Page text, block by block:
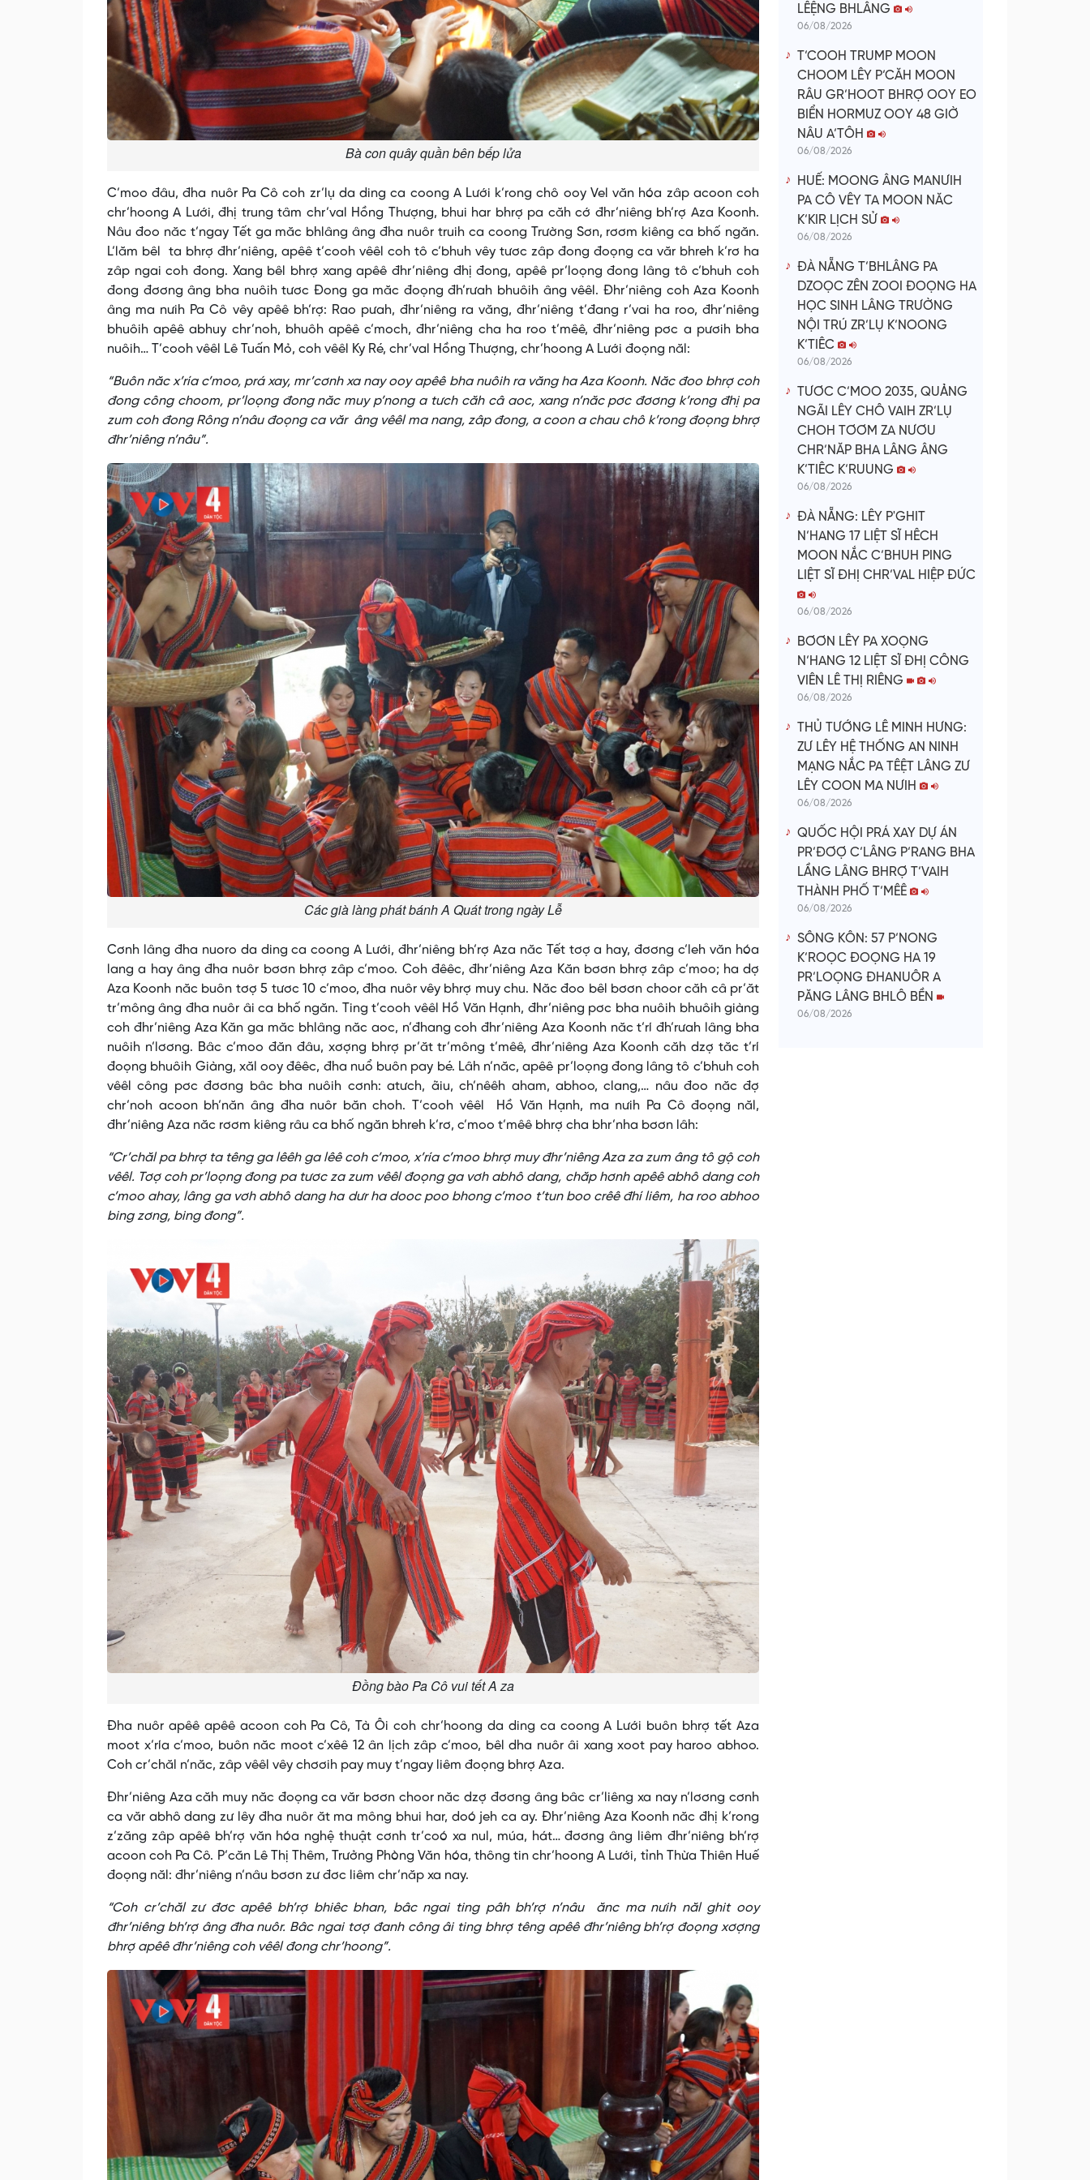
Bà con quây quần bên bếp lửa
C’moo đâu, đha nuôr Pa Cô coh zr’lụ da ding ca coong A Lưới k’rong chô ooy Vel văn hóa zâp acoon coh
chr’hoong A Lưới, đhị trung tâm chr’val Hồng Thượng, bhui har bhrợ pa căh cớ đhr’niêng bh’rợ Aza Koonh.
Nâu đoo năc t’ngay Tết ga măc bhlâng âng đha nuôr truih ca coong Trường Sơn, rơơm kiêng ca bhố ngăn.
L’lăm bêl ta bhrợ đhr’niêng, apêê t’cooh vêêl coh tô c’bhuh vêy tươc zâp đong đoọng ca văr bhreh k’rơ ha
zâp ngai coh đong. Xang bêl bhrợ xang apêê đhr’niêng đhị đong, apêê pr’loọng đong lâng tô c’bhuh coh
đong đơơng âng bha nuôih tươc Đong ga măc đoọng đh’rưah bhuôih âng vêêl. Đhr’niêng coh Aza Koonh
âng ma nưih Pa Cô vêy apêê bh’rợ: Rao pưah, đhr’niêng ra văng, đhr’niêng t’đang r’vai ha roo, đhr’niêng
bhuôih apêê abhuy chr’noh, bhuôh apêê c’moch, đhr’niêng cha ha roo t’mêê, đhr’niêng pơc a pươih bha
nuôih… T’cooh vêêl Lê Tuấn Mỏ, coh vêêl Ky Ré, chr’val Hồng Thượng, chr’hoong A Lưới đoọng năl:
“Buôn năc x’ría c’moo, prá xay, mr’cơnh xa nay ooy apêê bha nuôih ra văng ha Aza Koonh. Năc đoo bhrợ coh
đong công choom, pr’loọng đong năc muy p’nong a tưch căh câ aoc, xang n’năc pơc đơơng k’rong đhị pa
zum coh đong Rông n’nâu đoọng ca văr âng vêêl ma nang, zâp đong, a coon a chau chô k’rong đoọng bhrợ
đhr’niêng n’nâu”.
Các già làng phát bánh A Quát trong ngày Lễ
Cơnh lâng đha nuoro da ding ca coong A Lưới, đhr’niêng bh’rợ Aza năc Tết tơợ a hay, đơơng c’leh văn hóa
lang a hay âng đha nuôr bơơn bhrợ zâp c’moo. Coh đêêc, đhr’niêng Aza Kăn bơơn bhrợ zâp c’moo; ha dợ
Aza Koonh năc buôn tơợ 5 tươc 10 c’moo, đha nuôr vêy bhrợ muy chu. Năc đoo bêl bơơn choor căh câ pr’ăt
tr’mông âng đha nuôr âi ca bhố ngăn. Ting t’cooh vêêl Hồ Văn Hạnh, đhr’niêng pơc bha nuôih bhuôih giàng
coh đhr’niêng Aza Kăn ga măc bhlâng năc aoc, n’đhang coh đhr’niêng Aza Koonh năc t’rí đh’rưah lâng bha
nuôih n’lơơng. Bâc c’moo đăn đâu, xơợng bhrợ pr’ăt tr’mông t’mêê, đhr’niêng Aza Koonh căh dzợ tăc t’rí
đoọng bhuôih Giàng, xăl ooy đêêc, đha nuổ buôn pay bé. Lâh n’năc, apêê pr’loọng đong lâng tô c’bhuh coh
vêêl công pơc đơơng bâc bha nuôih cơnh: atưch, ãiu, ch’nêêh aham, abhoo, clang,… nâu đoo năc đợ
chr’noh acoon bh’năn âng đha nuôr băn choh. T’cooh vêêl Hồ Văn Hạnh, ma nưih Pa Cô đoọng năl,
đhr’niêng Aza năc rơơm kiêng râu ca bhố ngăn bhreh k’rơ, c’moo t’mêê bhrợ cha bhr’nha bơơn lâh:
“Cr’chăl pa bhrợ ta têng ga lêêh ga lêê coh c’moo, x’ría c’moo bhrợ muy đhr’niêng Aza za zum âng tô gộ coh
vêêl. Tơợ coh pr’loọng đong pa tươc za zum vêêl đoọng ga vơh abhô dang, chăp hơnh apêê abhô dang coh
c’moo ahay, lâng ga vơh abhô dang ha dưr ha dooc poo bhong c’moo t’tun boo crêê đhí liêm, ha roo abhoo
bing zơng, bing đong”.
Đồng bào Pa Cô vui tết A za
Đha nuôr apêê apêê acoon coh Pa Cô, Tà Ôi coh chr’hoong da ding ca coong A Lưới buôn bhrợ tết Aza
moot x’ría c’moo, buôn năc moot c’xêê 12 ân lịch zâp c’moo, bêl dha nuôr âi xang xoot pay haroo abhoo.
Coh cr’chăl n’năc, zâp vêêl vêy chơơih pay muy t’ngay liêm đoọng bhrợ Aza.
Đhr’niêng Aza căh muy năc đoọng ca văr bơơn choor năc dzợ đơơng âng bâc cr’liêng xa nay n’lơơng cơnh
ca văr abhô dang zư lêy đha nuôr ăt ma mông bhui har, doó jeh ca ay. Đhr’niêng Aza Koonh năc đhị k’rong
z’zăng zâp apêê bh’rợ văn hóa nghệ thuật cơnh tr’coó xa nul, múa, hát… đơơng âng liêm đhr’niêng bh’rợ
acoon coh Pa Cô. P’căn Lê Thị Thêm, Trưởng Phòng Văn hóa, thông tin chr’hoong A Lưới, tỉnh Thừa Thiên Huế
đoọng năl: đhr’niêng n’nâu bơơn zư đơc liêm chr’năp xa nay.
“Coh cr’chăl zư đơc apêê bh’rợ bhiêc bhan, bâc ngai ting pâh bh’rợ n’nâu ănc ma nưih năl ghit ooy
đhr’niêng bh’rợ âng đha nuôr. Bâc ngai tơợ đanh công âi ting bhrợ têng apêê đhr’niêng bh’rợ đoọng xơợng
bhrợ apêê đhr’niêng coh vêêl đong chr’hoong”.
LÊỆNG BHLÂNG
06/08/2026
T’COOH TRUMP MOON
CHOOM LÊY P’CĂH MOON
RÂU GR’HOOT BHRỢ OOY EO
BIỂN HORMUZ OOY 48 GIỜ
NÂU A’TÔH
06/08/2026
HUẾ: MOONG ÂNG MANƯIH
PA CÔ VÊY TA MOON NĂC
K’KIR LỊCH SỬ
06/08/2026
ĐÀ NẴNG T’BHLÂNG PA
DZOỌC ZÊN ZOOI ĐOỌNG HA
HỌC SINH LÂNG TRƯỜNG
NỘI TRÚ ZR’LỤ K’NOONG
K’TIÊC
06/08/2026
TƯƠC C’MOO 2035, QUẢNG
NGÃI LÊY CHÔ VAIH ZR’LỤ
CHOH TƠƠM ZA NƯƠU
CHR’NĂP BHA LÂNG ÂNG
K’TIÊC K’RUUNG
06/08/2026
ĐÀ NẴNG: LÊY P'GHIT
N’HANG 17 LIỆT SĨ HÊCH
MOON NẮC C’BHUH PING
LIỆT SĨ ĐHỊ CHR’VAL HIỆP ĐỨC
06/08/2026
BƠƠN LÊY PA XOỌNG
N’HANG 12 LIỆT SĨ ĐHỊ CÔNG
VIÊN LÊ THỊ RIÊNG
06/08/2026
THỦ TƯỚNG LÊ MINH HƯNG:
ZƯ LÊY HỆ THỐNG AN NINH
MẠNG NẮC PA TÊỆT LÂNG ZƯ
LÊY COON MA NƯIH
06/08/2026
QUỐC HỘI PRÁ XAY DỰ ÁN
PR’ĐƠỢ C’LÂNG P’RANG BHA
LẦNG LÂNG BHRỢ T’VAIH
THÀNH PHỐ T’MÊÊ
06/08/2026
SÔNG KÔN: 57 P’NONG
K’ROỌC ĐOỌNG HA 19
PR’LOỌNG ĐHANUÔR A
PĂNG LÂNG BHLÔ BỀN
06/08/2026